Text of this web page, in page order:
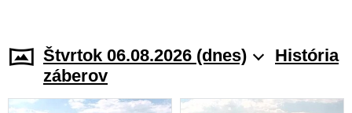
Štvrtok 06.08.2026 (dnes)
História
záberov